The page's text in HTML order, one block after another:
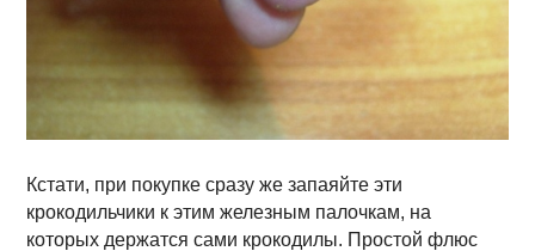
Кстати, при покупке сразу же запаяйте эти
крокодильчики к этим железным палочкам, на
которых держатся сами крокодилы. Простой флюс